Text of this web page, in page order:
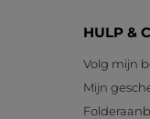
HULP &
Volg mijn
Mijn